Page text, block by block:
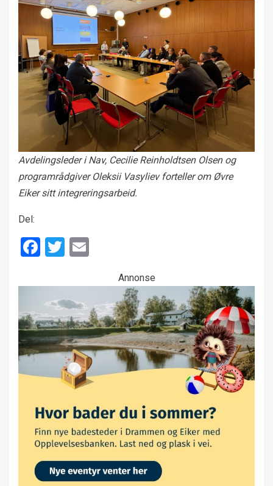
Avdelingsleder i Nav, Cecilie Reinholdtsen Olsen og
programrådgiver Oleksii Vasyliev forteller om Øvre
Eiker sitt integreringsarbeid.
Del:
Facebook
Twitter
Annonse